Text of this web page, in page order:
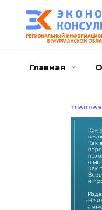
содержанию
Главная
ГЛАВНАЯ